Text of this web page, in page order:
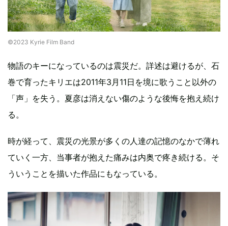
©︎2023 Kyrie Film Band
物語のキーになっているのは震災だ。詳述は避けるが、石
巻で育ったキリエは2011年3月11日を境に歌うこと以外の
「声」を失う。夏彦は消えない傷のような後悔を抱え続け
る。
時が経って、震災の光景が多くの人達の記憶のなかで薄れ
ていく一方、当事者が抱えた痛みは内奥で疼き続ける。そ
ういうことを描いた作品にもなっている。